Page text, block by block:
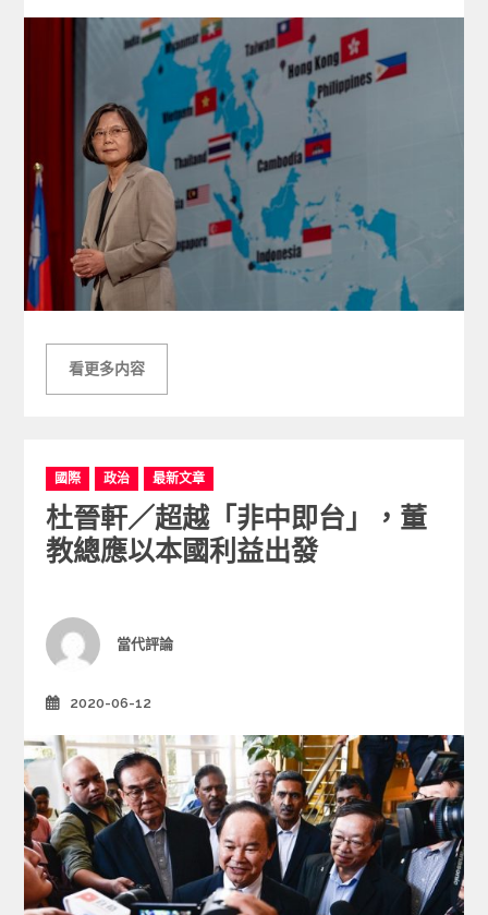
看更多内容
C
a
t
e
g
i
e
國際 政治 最新文章
杜晉軒／超越「非中即台」，董
教總應以本國利益出發
Author
當代評論
2020-06-12